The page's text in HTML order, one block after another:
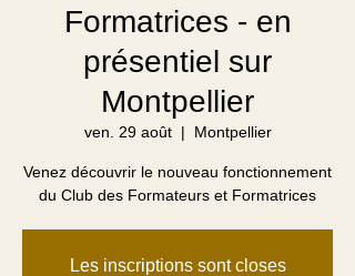
Formatrices - en
présentiel sur
Montpellier
ven. 29 août
  |
Montpellier
Venez découvrir le nouveau fonctionnement
du Club des Formateurs et Formatrices
Les inscriptions sont closes